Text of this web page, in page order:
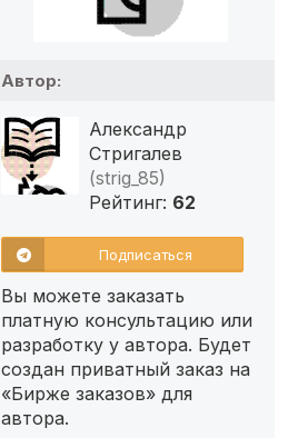
Автор:
Александр
Стригалев
(strig_85)
Рейтинг: 62
Подписаться
Вы можете заказать
платную консультацию или
разработку у автора. Будет
создан приватный заказ на
«Бирже заказов» для
автора.